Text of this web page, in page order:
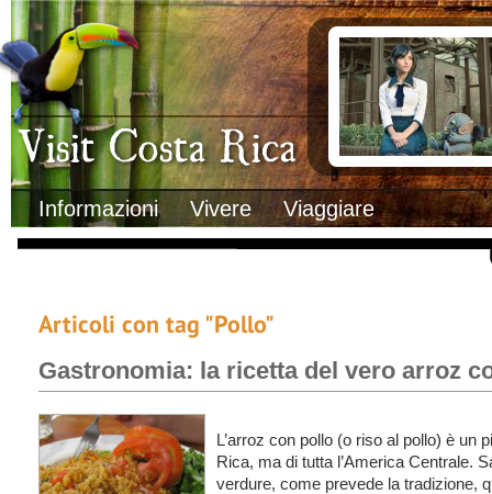
Visit Costa Rica
Informazioni Vivere Viaggiare
Clima
Geografia
Informazioni Geografiche
Letteratura e cultura
Gastronomia
Lo sapevi che
Musica
Natura
Storia
Trasporti Interni
Documenti
Italiani in Costa
L’ambasciata
Opportunità
Articoli con tag "Pollo"
Gastronomia: la ricetta del vero arroz
L’arroz con pollo (o riso al pollo) è un
Rica, ma di tutta l’America Centrale.
verdure, come prevede la tradizione,